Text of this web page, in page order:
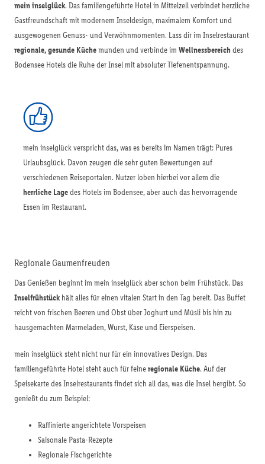
mein inselglück. Das familiengeführte Hotel in Mittelzell verbindet herzliche
Gastfreundschaft mit modernem Inseldesign, maximalem Komfort und
ausgewogenen Genuss- und Verwöhnmomenten. Lass dir im Inselrestaurant
regionale, gesunde Küchemunden und verbinde im Wellnessbereichdes
Bodensee Hotels die Ruhe der Insel mit absoluter Tiefenentspannung.
mein inselglück verspricht das, was es bereits im Namen trägt: Pures
Urlaubsglück. Davon zeugen die sehr guten Bewertungen auf
verschiedenen Reiseportalen. Nutzer loben hierbei vor allem die
herrliche Lagedes Hotels im Bodensee, aber auch das hervorragende
Essen im Restaurant.
Regionale Gaumenfreuden
Das Genießen beginnt im mein inselglück aber schon beim Frühstück. Das
Inselfrühstück hält alles für einen vitalen Start in den Tag bereit. Das Buffet
reicht von frischen Beeren und Obst über Joghurt und Müsli bis hin zu
hausgemachten Marmeladen, Wurst, Käse und Eierspeisen.
mein inselglück steht nicht nur für ein innovatives Design. Das
familiengeführte Hotel steht auch für feineregionale Küche. Auf der
Speisekarte des Inselrestaurants findet sich all das, was die Insel hergibt. So
genießt du zum Beispiel:
Raffinierte angerichtete Vorspeisen
Saisonale Pasta-Rezepte
Regionale Fischgerichte